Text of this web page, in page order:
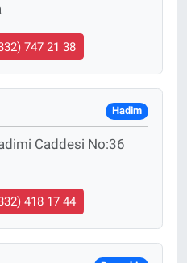
747 21 38
Hadim
Caddesi No:36
418 17 44